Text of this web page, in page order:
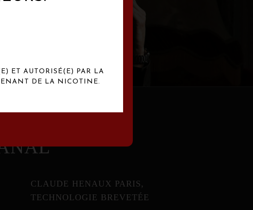
CLAUDE HENAUX PARIS,
TECHNOLOGIE BREVETÉE
ET AUTORISÉ(E) PAR LA
DE LA NICOTINE.